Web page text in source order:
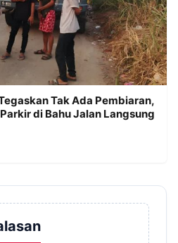
Tak Ada Pembiaran,
di Bahu Jalan Langsung